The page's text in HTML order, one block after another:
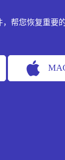
，帮您恢复重要